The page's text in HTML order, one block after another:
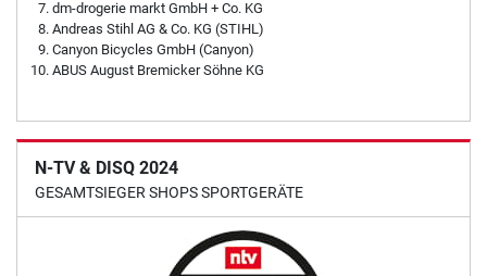
dm-drogerie markt GmbH + Co. KG
Andreas Stihl AG & Co. KG (STIHL)
Canyon Bicycles GmbH (Canyon)
ABUS August Bremicker Söhne KG
N-TV & DISQ 2024
GESAMTSIEGER SHOPS SPORTGERÄTE